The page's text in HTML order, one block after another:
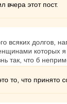
вчера этот пост.
всяких
которых я
так, что б
то, что принято